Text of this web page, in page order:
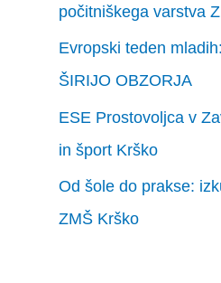
počitniškega varstva
Evropski teden
ŠIRIJO OBZORJA
ESE Prostovoljca v
in šport Krško
Od šole do prakse:
ZMŠ Krško